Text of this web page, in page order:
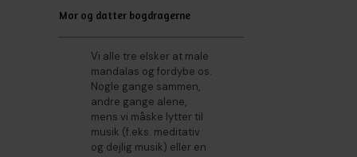
Mor og datter bogdragerne
Vi alle tre elsker at male
mandalas og fordybe os.
Nogle gange sammen,
andre gange alene,
mens vi måske lytter til
musik (f.eks. meditativ
og dejlig musik) eller en